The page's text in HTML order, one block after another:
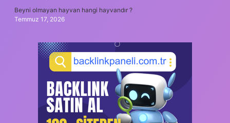
Beyni olmayan hayvan hangi hayvandır ?
Temmuz 17, 2026